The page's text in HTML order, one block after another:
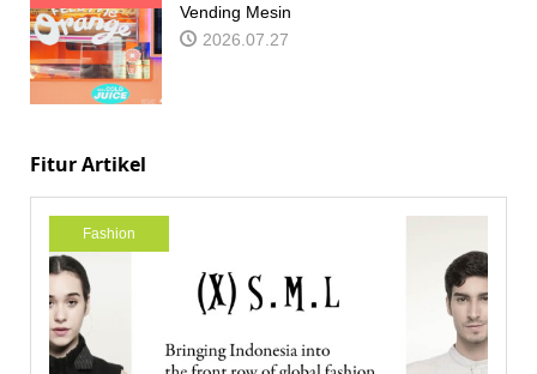
Vending Mesin
2026.07.27
Fitur Artikel
Fashion